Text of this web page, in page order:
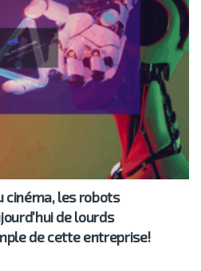
cinéma, les robots
de lourds
de cette entreprise!